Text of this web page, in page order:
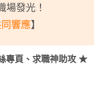
場發光！
響應】
專頁、求職神助攻 ★